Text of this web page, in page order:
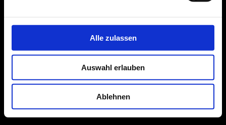
Alle zulassen
Auswahl erlauben
Ablehnen